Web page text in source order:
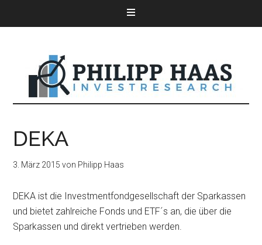
DEKA
3. März 2015 von Philipp Haas
DEKA ist die Investmentfondgesellschaft der Sparkassen
und bietet zahlreiche Fonds und ETF´s an, die über die
Sparkassen und direkt vertrieben werden.